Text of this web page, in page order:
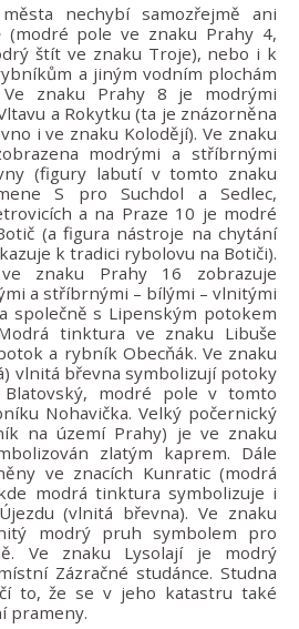
nechybí samozřejmě ani
(modré pole ve znaku Prahy 4,
štít ve znaku Troje), nebo i k
a jiným vodním plochám
Ve znaku Prahy 8 je modrými
a Rokytku (ta je znázorněna
i ve znaku Kolodějí). Ve znaku
modrými a stříbrnými
(figury labutí v tomto znaku
S pro Suchdol a Sedlec,
a na Praze 10 je modré
(a figura nástroje na chytání
k tradici rybolovu na Botiči).
znaku Prahy 16 zobrazuje
a stříbrnými – bílými – vlnitými
společně s Lipenským potokem
tinktura ve znaku Libuše
a rybník Obecňák. Ve znaku
vlnitá břevna symbolizují potoky
Blatovský, modré pole v tomto
Nohavička. Velký počernický
na území Prahy) je ve znaku
zlatým kaprem. Dále
ve znacích Kunratic (modrá
modrá tinktura symbolizuje i
(vlnitá břevna). Ve znaku
modrý pruh symbolem pro
Ve znaku Lysolají je modrý
Zázračné studánce. Studna
to, že se v jeho katastru také
prameny.